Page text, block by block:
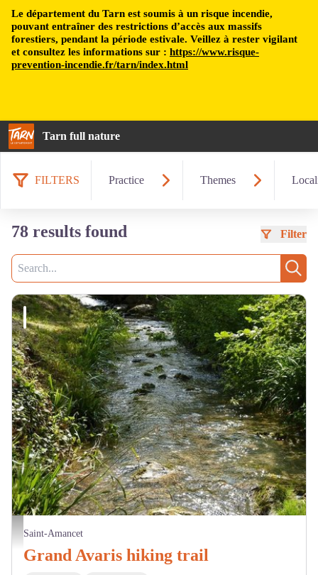
Le département du Tarn est soumis à un risque incendie,
pouvant entraîner des restrictions d’accès aux massifs
forestiers, pendant la période estivale. Veillez à rester vigilant
et consultez les informations sur : https://www.risque-
prevention-incendie.fr/tarn/index.html
Tarn full nature
FILTERS Practice Themes
78 results found Filter
Search
ruisseau des Avaris - Mairie Saint-Amancet
Saint-Amancet
Grand Avaris hiking trail